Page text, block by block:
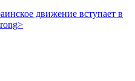
движение вступает в